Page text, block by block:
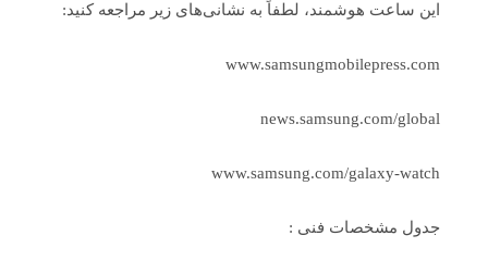
این ساعت هوشمند، لطفاً به نشانی‌های زیر مراجعه کنید:
www.samsungmobilepress.com
news.samsung.com/global
www.samsung.com/galaxy-watch
جدول مشخصات فنی :